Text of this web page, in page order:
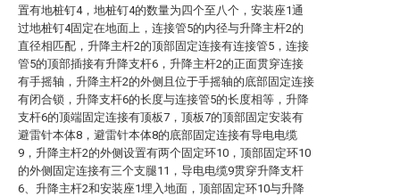
置有地桩钉4，地桩钉4的数量为四个至八个，安装座1通
过地桩钉4固定在地面上，连接管5的内径与升降主杆2的
直径相匹配，升降主杆2的顶部固定连接有连接管5，连接
管5的顶部插接有升降支杆6，升降主杆2的正面贯穿连接
有手摇轴，升降主杆2的外侧且位于手摇轴的底部固定连接
有闭合锁，升降支杆6的长度与连接管5的长度相等，升降
支杆6的顶端固定连接有顶板7，顶板7的顶部固定安装有
避雷针本体8，避雷针本体8的底部固定连接有导电电缆
9，升降主杆2的外侧设置有两个固定环10，顶部固定环10
的外侧固定连接有三个支腿11，导电电缆9贯穿升降支杆
6、升降主杆2和安装座1埋入地面，顶部固定环10与升降